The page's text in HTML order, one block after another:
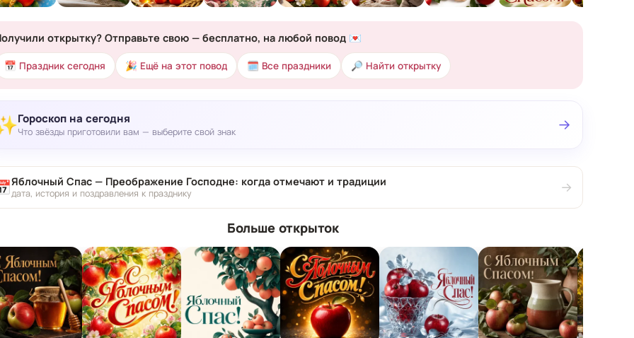
открытку? Отправьте свою — бесплатно, на любой повод 💌
📅 Праздник сегодня 🎉 Ещё на этот повод 🗓 Все праздники 🔎 Найти открытку
Гороскоп на сегодня
Что звёзды приготовили вам — выберите свой знак →
Яблочный Спас — Преображение Господне: когда отмечают и традиции
дата, история и поздравления к празднику →
Больше открыток